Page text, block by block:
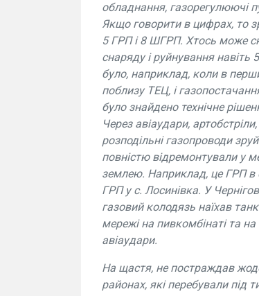
обладнання, газорегулюючі
Якщо говорити в цифрах, то
5 ГРП і 8 ШГРП. Хтось може
снаряду і руйнування навіть
було, наприклад, коли в
поблизу ТЕЦ, і
було знайдено технічне
Через авіаудари,
розподільні газопроводи
повністю відремонтували у
землею. Наприклад, це ГРП в
ГРП у с. Лосинівка. У
газовий колодязь наїхав
мережі на пивкомбінаті та
авіаудари.
На щастя, не постраждав
районах, які перебували під